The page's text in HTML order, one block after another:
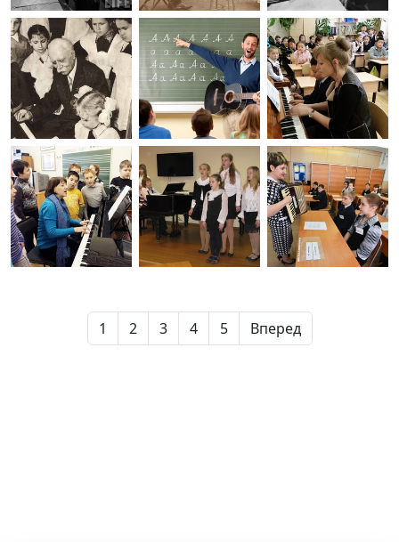
1 2 3 4 5 Вперед